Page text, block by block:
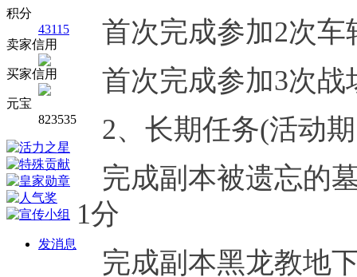
积分
43115
卖家信用
买家信用
元宝
823535
发消息
首次完成参加2次
首次完成参加3次
2、长期任务(活动
完成副本被遗忘的
1分
完成副本黑龙教地